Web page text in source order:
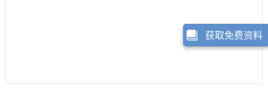
且想要通过CFA考
试的学员。产品
课程，还为学员
获取免费资料